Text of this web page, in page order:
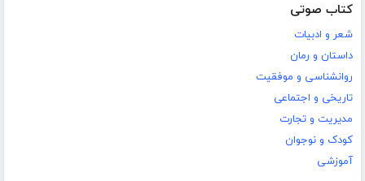
کتاب صوتی
شعر و ادبیات
داستان و رمان
روانشناسی و موفقیت
تاریخی و اجتماعی
مدیریت و تجارت
کودک و نوجوان
آموزشی